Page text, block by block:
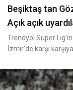
Beşiktaş tan
Açık açık
Trendyol Süper
İzmir'de karşı